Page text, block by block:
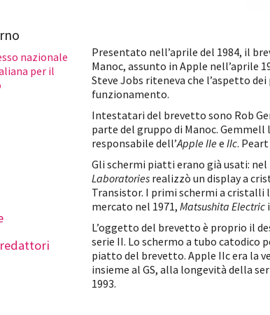
nazionale
per il
Presentato nell’aprile del 1984, il
Manoc, assunto in Apple nell’aprile
Steve Jobs riteneva che l’aspetto
funzionamento.
Intestatari del brevetto sono Rob
parte del gruppo di Manoc. Gemmell
responsabile dell’Apple IIee IIc.
Gli schermi piatti erano già usati: nel
Laboratories realizzò un display a
Transistor. I primi schermi a cristalli
mercato nel 1971, Matsushita Electric
L’oggetto del brevetto è proprio il
serie II. Lo schermo a tubo catodico
piatto del brevetto. Apple IIc era la
insieme al GS, alla longevità della
1993.